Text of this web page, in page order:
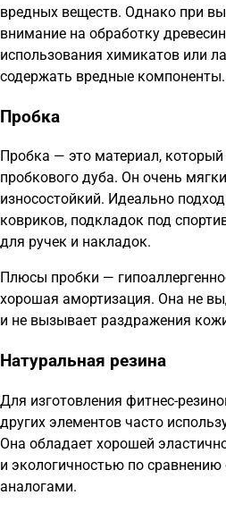
вредных веществ. Однако при
внимание на обработку
использования химикатов или
содержать вредные компоненты.
Пробка
Пробка — это материал,
пробкового дуба. Он очень
износостойкий. Идеально
ковриков, подкладок под
для ручек и накладок.
Плюсы пробки —
хорошая амортизация. Она не
и не вызывает раздражения
Натуральная резина
Для изготовления фитнес-
других элементов часто
Она обладает хорошей
и экологичностью по сравнению
аналогами.